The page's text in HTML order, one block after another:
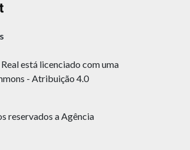
está licenciado com uma
- Atribuição 4.0
reservados a Agência